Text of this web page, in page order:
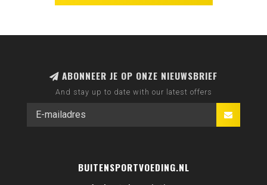
ABONNEER JE OP ONZE NIEUWSBRIEF
And stay up to date with our latest offers
BUITENSPORTVOEDING.NL